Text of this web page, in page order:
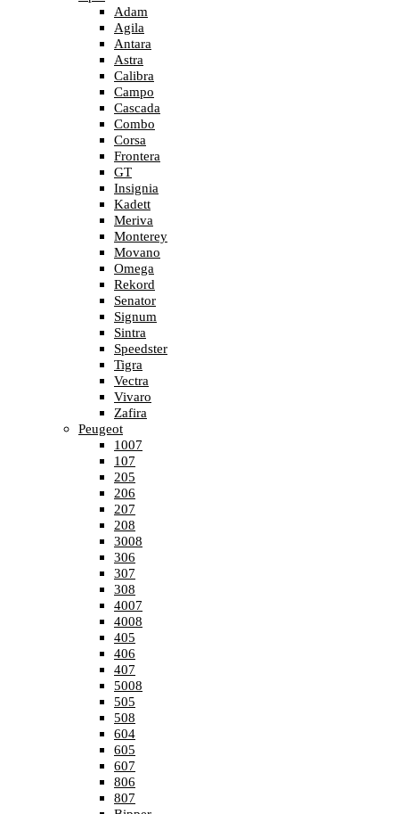
Adam
Agila
Antara
Astra
Calibra
Campo
Cascada
Combo
Corsa
Frontera
GT
Insignia
Kadett
Meriva
Monterey
Movano
Omega
Rekord
Senator
Signum
Sintra
Speedster
Tigra
Vectra
Vivaro
Zafira
Peugeot
1007
107
205
206
207
208
3008
306
307
308
4007
4008
405
406
407
5008
505
508
604
605
607
806
807